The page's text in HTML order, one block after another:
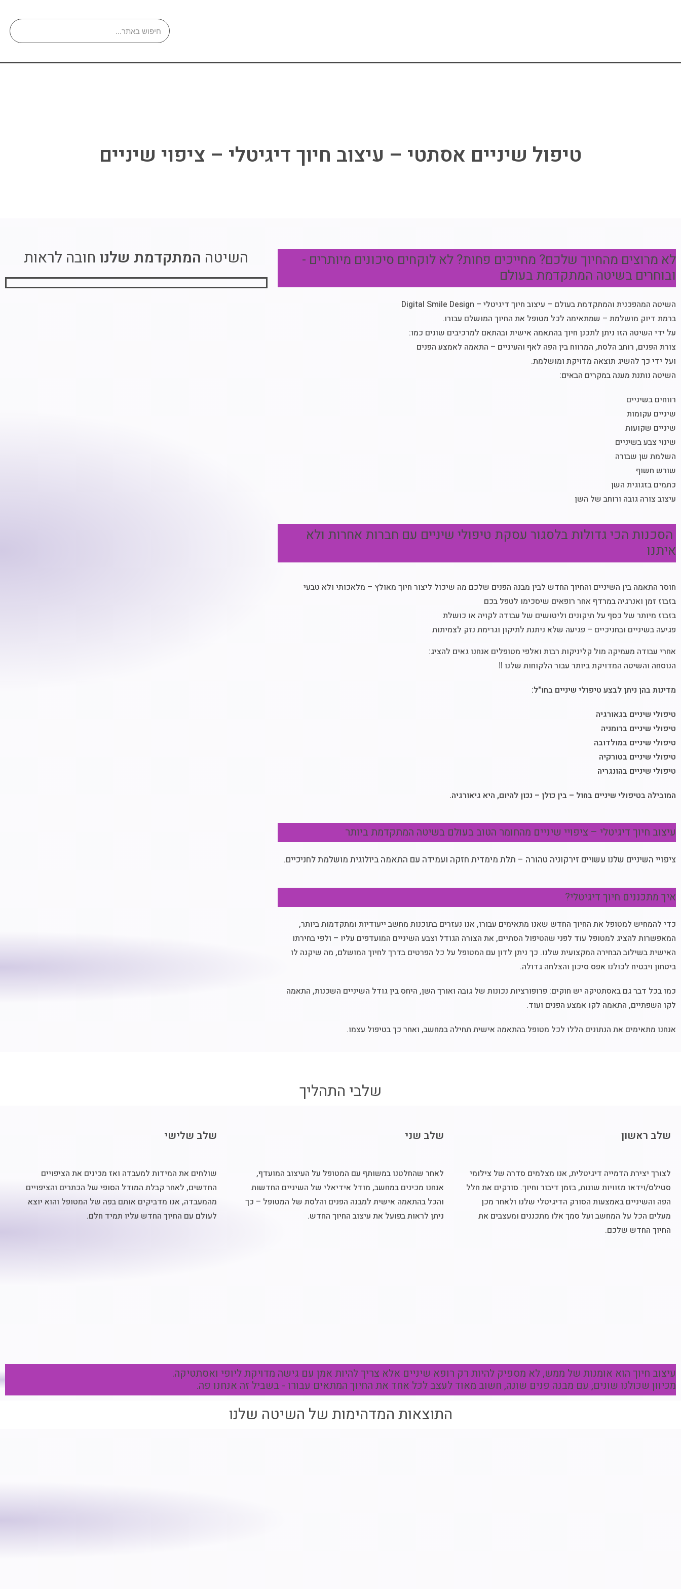
טיפול שיניים אסתטי – עיצוב חיוך דיגיטלי – ציפוי שיניים
לא מרוצים מהחיוך שלכם? מחייכים פחות? לא לוקחים סיכונים מיותרים -
ובוחרים בשיטה המתקדמת בעולם
השיטה המהפכנית והמתקדמת בעולם – עיצוב חיוך דיגיטלי – Digital Smile Design
ברמת דיוק מושלמת – שמתאימה לכל מטופל את החיוך המושלם עבורו.
על ידי השיטה הזו ניתן לתכנן חיוך בהתאמה אישית ובהתאם למרכיבים שונים כמו:
צורת הפנים, רוחב הלסת, המרווח בין הפה לאף והעיניים – התאמה לאמצע הפנים
ועל ידי כך להשיג תוצאה מדויקת ומושלמת.
השיטה נותנת מענה במקרים הבאים:
רווחים בשיניים
שיניים עקומות
שיניים שקועות
שינוי צבע בשיניים
השלמת שן שבורה
שורש חשוף
כתמים בזגוגית השן
עיצוב צורה גובה ורוחב של השן
הסכנות הכי גדולות בלסגור עסקת טיפולי שיניים עם חברות אחרות ולא
איתנו
חוסר התאמה בין השיניים והחיוך החדש לבין מבנה הפנים שלכם מה שיכול ליצור חיוך מאולץ – מלאכותי ולא טבעי
בזבוז זמן ואנרגיה במרדף אחר רופאים שיסכימו לטפל בכם
בזבוז מיותר של כסף על תיקונים וליטושים של עבודה לקויה או כושלת
פגיעה בשיניים ובחניכיים – פגיעה שלא ניתנת לתיקון וגרימת נזק לצמיתות
אחרי עבודה מעמיקה מול קליניקות רבות ואלפי מטופלים אנחנו גאים להציג:
הנוסחה והשיטה המדויקת ביותר עבור הלקוחות שלנו ‼️
מדינות בהן ניתן לבצע טיפולי שיניים בחו"ל:
טיפולי שיניים בגאורגיה
טיפולי שיניים ברומניה
טיפולי שיניים במולדובה
טיפולי שיניים בטורקיה
טיפולי שיניים בהונגריה
המובילה בטיפולי שיניים בחול – בין כולן – נכון להיום, היא גיאורגיה.
עיצוב חיוך דיגיטלי – ציפויי שיניים מהחומר הטוב בעולם בשיטה המתקדמת ביותר
ציפויי השיניים שלנו עשויים זירקוניה טהורה – תלת מימדית חזקה ועמידה עם התאמה ביולוגית מושלמת לחניכיים.
השיטה המתקדמת שלנו חובה לראות
איך מתכננים חיוך דיגיטלי?
כדי להמחיש למטופל את החיוך החדש שאנו מתאימים עבורו, אנו נעזרים בתוכנות מחשב ייעודיות ומתקדמות ביותר,
המאפשרות להציג למטופל עוד לפני שהטיפול הסתיים, את הצורה הגודל וצבע השיניים המועדפים עליו – ולפי בחירתו
האישית בשילוב הבחירה המקצועית שלנו. כך ניתן לדון עם המטופל על כל הפרטים בדרך לחיוך המושלם, מה שיקנה לו
ביטחון ויבטיח לכולנו אפס סיכון והצלחה גדולה.
כמו בכל דבר גם באסתטיקה יש חוקים: פרופורציות נכונות של גובה ואורך השן, היחס בין גודל השיניים השכנות, התאמה
לקו השפתיים, התאמה לקו אמצע הפנים ועוד.
אנחנו מתאימים את הנתונים הללו לכל מטופל בהתאמה אישית תחילה במחשב, ואחר כך בטיפול עצמו.
שלבי התהליך
שלב ראשון
לצורך יצירת הדמייה דיגיטלית, אנו מצלמים סדרה של צילומי
סטילס/וידאו מזוויות שונות, בזמן דיבור וחיוך. סורקים את חלל
הפה והשיניים באמצעות הסורק הדיגיטלי שלנו ולאחר מכן
מעלים הכל על המחשב ועל סמך אלו מתכננים ומעצבים את
החיוך החדש שלכם.
שלב שני
לאחר שהחלטנו במשותף עם המטופל על העיצוב המועדף,
אנחנו מכינים במחשב, מודל אידיאלי של השיניים החדשות
והכל בהתאמה אישית למבנה הפנים והלסת של המטופל – כך
ניתן לראות בפועל את עיצוב החיוך החדש.
שלב שלישי
שולחים את המידות למעבדה ואז מכינים את הציפויים
החדשים, לאחר קבלת המודל הסופי של הכתרים והציפויים
מהמעבדה, אנו מדביקים אותם בפה של המטופל והוא יוצא
לעולם עם החיוך החדש עליו תמיד חלם.
עיצוב חיוך הוא אומנות של ממש, לא מספיק להיות רק רופא שיניים אלא צריך להיות אמן עם גישה מדויקת ליופי ואסתטיקה.
מכיוון שכולנו שונים, עם מבנה פנים שונה, חשוב מאוד לעצב לכל אחד את החיוך המתאים עבורו - בשביל זה אנחנו פה.
התוצאות המדהימות של השיטה שלנו